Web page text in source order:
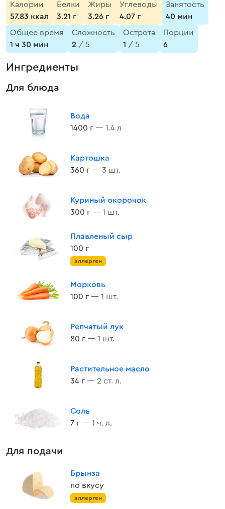
Калории
57.83 ккал
Белки
3.21 г
Жиры
3.26 г
Углеводы
4.07 г
Занятость
40 мин
Общее время
1 ч 30 мин
Сложность
2 / 5
Острота
1 / 5
Порции
6
Ингредиенты
Для блюда
Вода
1400 г — 1.4 л
Картошка
360 г — 3 шт.
Куриный окорочок
300 г — 1 шт.
Плавленый сыр
100 г
аллерген
Морковь
100 г — 1 шт.
Репчатый лук
80 г — 1 шт.
Растительное масло
34 г — 2 ст. л.
Соль
7 г — 1 ч. л.
Для подачи
Брынза
по вкусу
аллерген